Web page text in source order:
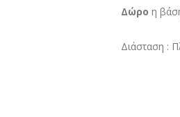
Δώρο η
Διάσταση :